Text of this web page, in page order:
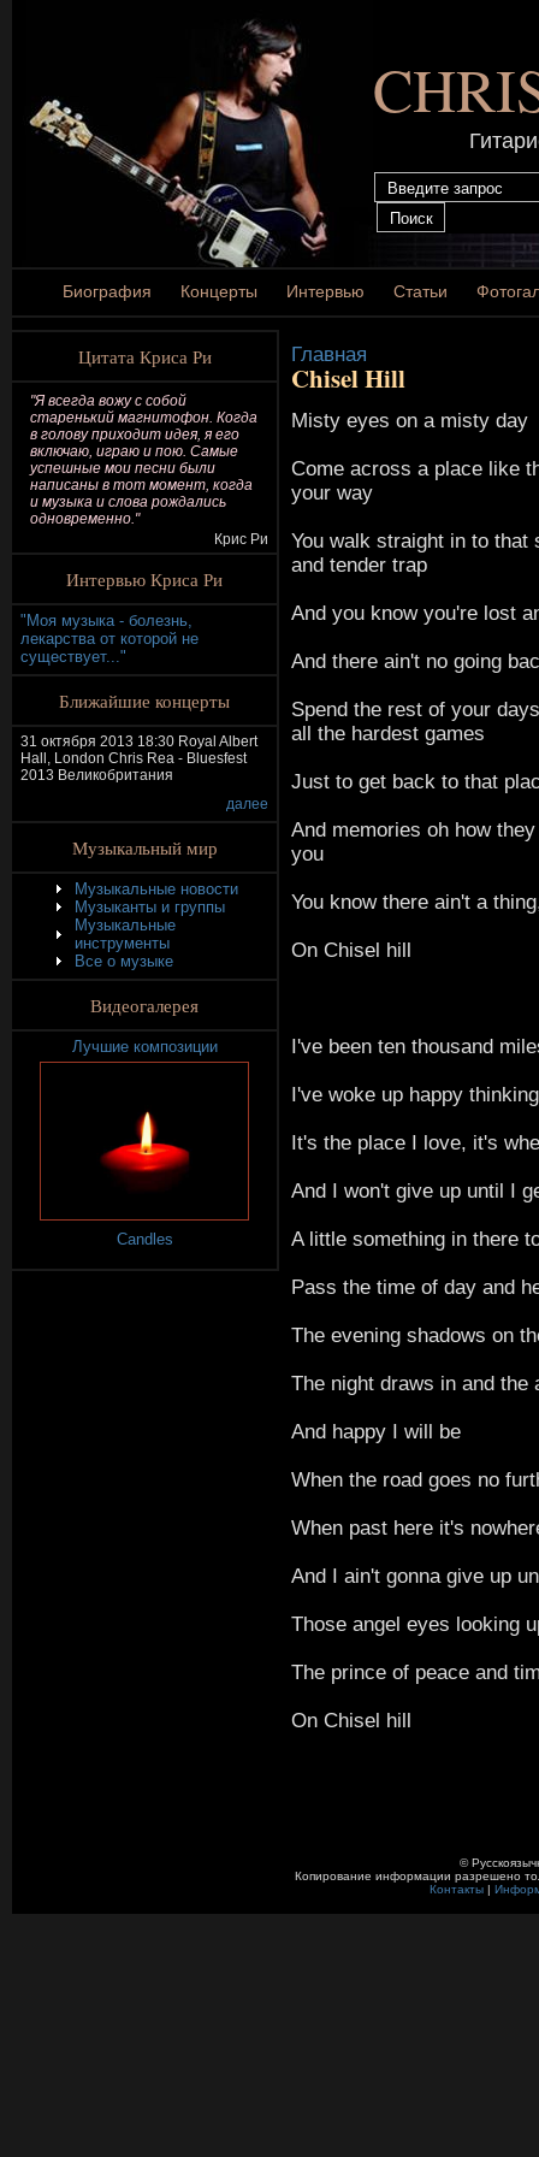
Биография Концерты Интервью Статьи
Цитата Криса Ри
"Я всегда вожу с собой
старенький магнитофон. Когда
в голову приходит идея, я его
включаю, играю и пою. Самые
успешные мои песни были
написаны в тот момент, когда
и музыка и слова рождались
одновременно."
Крис Ри
Интервью Криса Ри
"Моя музыка - болезнь,
лекарства от которой не
существует..."
Ближайшие концерты
31 октября 2013 18:30 Royal Albert
Hall, London Chris Rea - Bluesfest
2013 Великобритания
далее
Музыкальный мир
Музыкальные новости
Музыканты и группы
Музыкальные
инструменты
Все о музыке
Видеогалерея
Лучшие композиции
Candles
Главная
Chisel Hill
Misty eyes on a misty day
Come across a place like
your way
You walk straight in to that
and tender trap
And you know you're lost
And there ain't no going
Spend the rest of your
all the hardest games
Just to get back to that
And memories oh how
you
You know there ain't a
On Chisel hill
I've been ten thousand
I've woke up happy
It's the place I love, it's
And I won't give up until I
A little something in there
Pass the time of day and
The evening shadows on
The night draws in and the
And happy I will be
When the road goes no
When past here it's
And I ain't gonna give up
Those angel eyes looking
The prince of peace and
On Chisel hill
©
Копирование информации разрешено
Контакты|